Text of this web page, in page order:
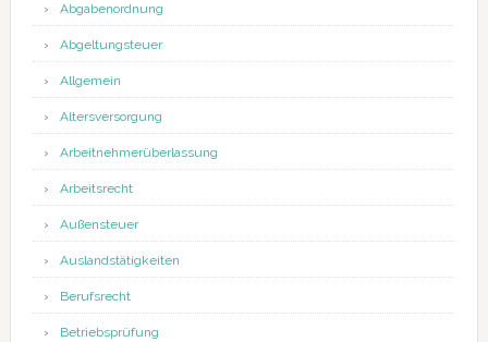
Abgabenordnung
Abgeltungsteuer
Allgemein
Altersversorgung
Arbeitnehmerüberlassung
Arbeitsrecht
Außensteuer
Auslandstätigkeiten
Berufsrecht
Betriebsprüfung